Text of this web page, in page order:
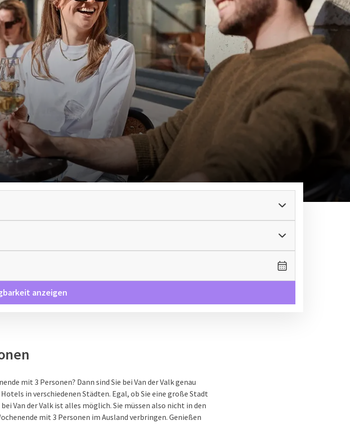
anzeigen
mit 3 Personen? Dann sind Sie bei Van der Valk genau
in verschiedenen Städten. Egal, ob Sie eine große Stadt
Van der Valk ist alles möglich. Sie müssen also nicht in den
mit 3 Personen im Ausland verbringen. Genießen